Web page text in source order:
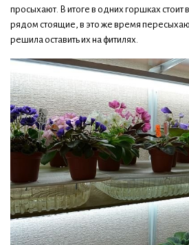
просыхают. В итоге в одних горшках стоит
рядом стоящие, в это же время
решила оставить их на фитилях.